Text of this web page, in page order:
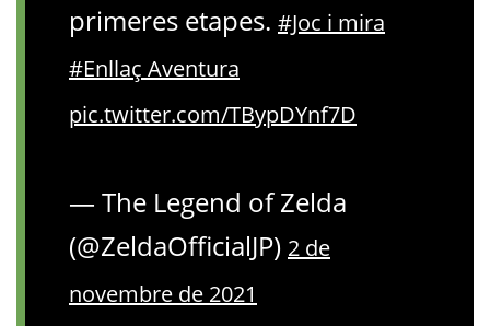
primeres etapes. #Joc i mira
#Enllaç Aventura
pic.twitter.com/TBypDYnf7D
— The Legend of Zelda
(@ZeldaOfficialJP) 2 de
novembre de 2021